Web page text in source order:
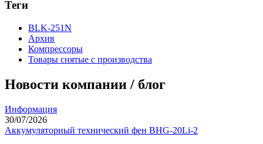
Теги
BLK-251N
Архив
Компрессоры
Товары снятые с производства
Новости компании / блог
Информация
30/07/2026
Аккумуляторный технический фен BHG-20Li-2